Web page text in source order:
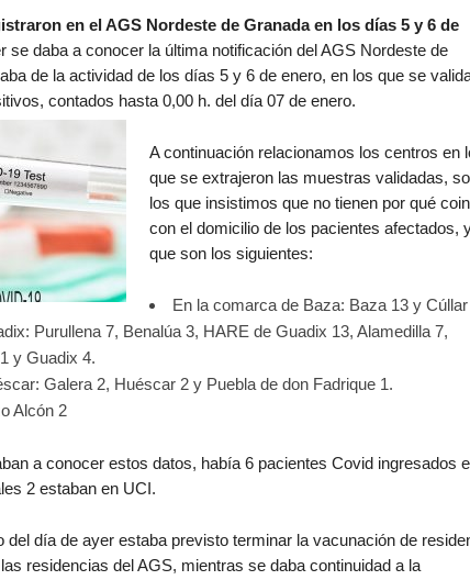
en el AGS Nordeste de Granada en los días 5 y 6 de
se daba a conocer la última notificación del AGS Nordeste de
de la actividad de los días 5 y 6 de enero, en los que se
contados hasta 0,00 h. del día 07 de enero.
A continuación relacionamos los centros en
que se extrajeron las muestras validadas,
los que insistimos que no tienen por qué
con el domicilio de los pacientes afectados,
que son los siguientes:
En la comarca de Baza: Baza 13 y Cúllar
Purullena 7, Benalúa 3, HARE de Guadix 13, Alamedilla 7,
y Guadix 4.
Galera 2, Huéscar 2 y Puebla de don Fadrique 1.
Alcón 2
a conocer estos datos, había 6 pacientes Covid ingresados
2 estaban en UCI.
del día de ayer estaba previsto terminar la vacunación de
residencias del AGS, mientras se daba continuidad a la